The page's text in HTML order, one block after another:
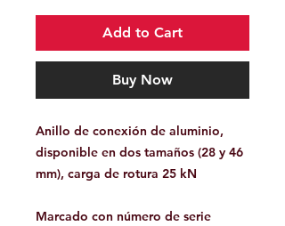
Add to Cart
Buy Now
Anillo de conexión de aluminio,
disponible en dos tamaños (28 y 46
mm), carga de rotura 25 kN
Marcado con número de serie